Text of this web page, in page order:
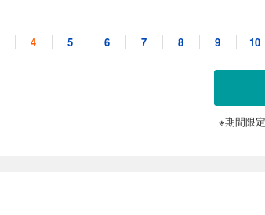
てもなれるんです。地方競馬であれば「サラリーマン馬主」
し、馬主やるぞ！ 馬とお金と人情と…夢と現実の間で大奮
る実家の牧場に戻ってきた明希子28歳。今の自分に何がで
し、馬主やるぞ！ 馬とお金と人情と…夢と現実の間で大奮
4 5 6 7 8 9 10
※期間限